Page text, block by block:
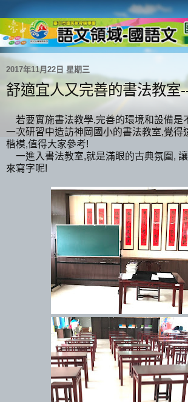
2017年11月22日 星期三
舒適宜人又完善的書法教室
若要實施書法教學,完善的環境和設備是
一次研習中造訪神岡國小的書法教室,覺得
楷模,值得大家參考!
一進入書法教室,就是滿眼的古典氛圍,
來寫字呢!